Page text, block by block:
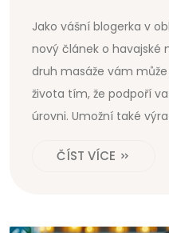
Jako vášní blogerka v
nový článek o havajské
druh masáže vám
života tím, že podpoří
úrovni. Umožní také
všechny výhody, které
ČÍST VÍCE